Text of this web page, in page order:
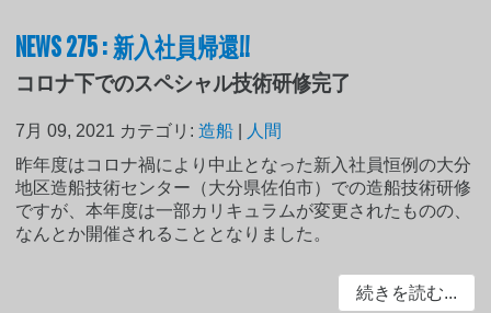
NEWS 275 : 新入社員帰還!!
コロナ下でのスペシャル技術研修完了
7月 09, 2021 カテゴリ:造船
人間
昨年度はコロナ禍により中止となった新入社員恒例の大分
地区造船技術センター（大分県佐伯市）での造船技術研修
ですが、本年度は一部カリキュラムが変更されたものの、
なんとか開催されることとなりました。
続きを読む...